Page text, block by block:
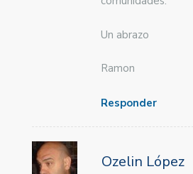
Un abrazo
Ramon
Responder
Ozelin López